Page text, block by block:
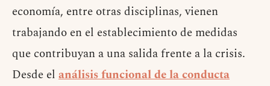
economía, entre otras disciplinas, vienen
trabajando en el establecimiento de medidas
que contribuyan a una salida frente a la crisis.
Desde el análisis funcional de la conducta